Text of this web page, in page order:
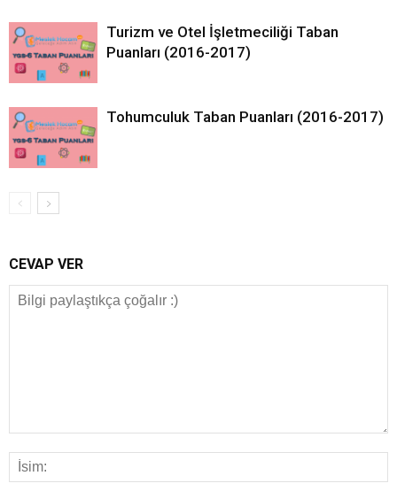
Turizm ve Otel İşletmeciliği Taban
Puanları (2016-2017)
Tohumculuk Taban Puanları (2016-2017)
CEVAP VER